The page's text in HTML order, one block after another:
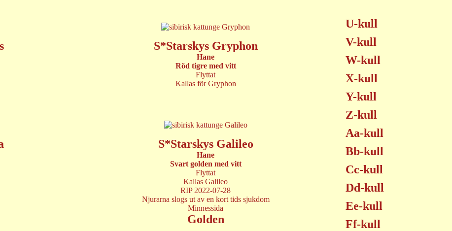
S*Starskys Gryphon
Hane
Röd tigre med vitt
Flyttat
Kallas för Gryphon
S*Starskys Galileo
Hane
Svart golden med vitt
Flyttat
Kallas Galileo
RIP 2022-07-28
Njurarna slogs ut av en kort tids sjukdom
Minnessida
Golden
U-kull
V-kull
W-kull
X-kull
Y-kull
Z-kull
Aa-kull
Bb-kull
Cc-kull
Dd-kull
Ee-kull
Ff-kull